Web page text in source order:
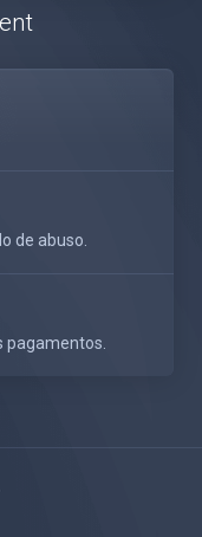
de abuso.
pagamentos.